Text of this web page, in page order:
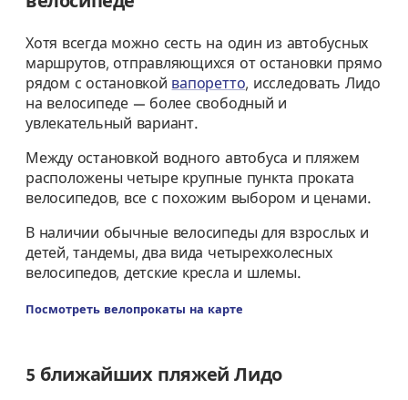
Хотя всегда можно сесть на один из автобусных
маршрутов, отправляющихся от остановки прямо
рядом с остановкой вапоретто, исследовать Лидо
на велосипеде — более свободный и
увлекательный вариант.
Между остановкой водного автобуса и пляжем
расположены четыре крупные пункта проката
велосипедов, все с похожим выбором и ценами.
В наличии обычные велосипеды для взрослых и
детей, тандемы, два вида четырехколесных
велосипедов, детские кресла и шлемы.
Посмотреть велопрокаты на карте
5 ближайших пляжей Лидо